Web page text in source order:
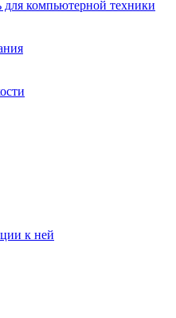
для компьютерной техники
к ней